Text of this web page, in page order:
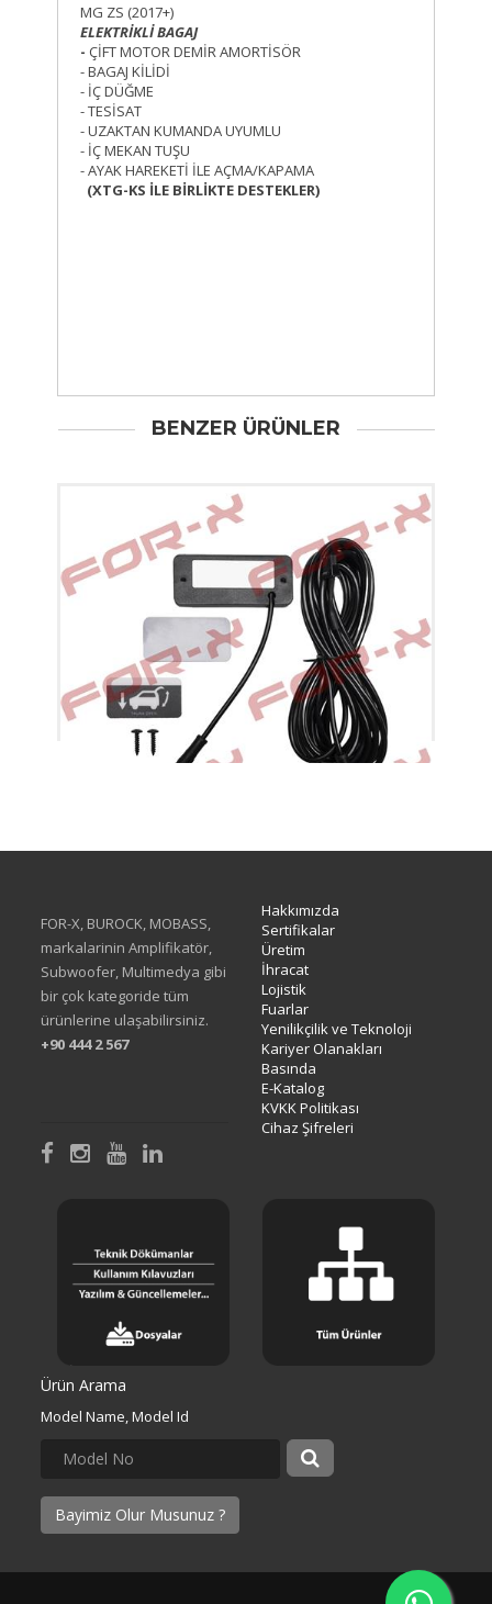
MG ZS (2017+)
ELEKTRİKLİ BAGAJ
- ÇİFT MOTOR DEMİR AMORTİSÖR
- BAGAJ KİLİDİ
- İÇ DÜĞME
- TESİSAT
- UZAKTAN KUMANDA UYUMLU
- İÇ MEKAN TUŞU
- AYAK HAREKETİ İLE AÇMA/KAPAMA
(XTG-KS İLE BİRLİKTE DESTEKLER)
BENZER ÜRÜNLER
FOR-X, BUROCK, MOBASS,
markalarinin Amplifikatör,
Subwoofer, Multimedya gibi
bir çok kategoride tüm
ürünlerine ulaşabilirsiniz.
+90 444 2 567
Hakkımızda
Sertifikalar
Üretim
İhracat
Lojistik
Fuarlar
Yenilikçilik ve Teknoloji
Kariyer Olanakları
Basında
E-Katalog
KVKK Politikası
Cihaz Şifreleri
Ürün Arama
Model Name, Model Id
Bayimiz Olur Musunuz ?